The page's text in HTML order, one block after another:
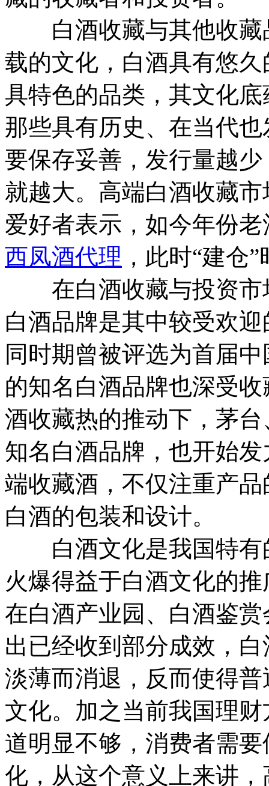
白酒收藏与其他收藏
载的文化，白酒具有悠
具特色的品类，其文化
那些具有历史、在当代
要保存妥善，发行量越
就越大。高端白酒收藏
爱好者表示，如今年份
西凤酒代理 ，此时“建仓
在白酒收藏与投资市
白酒品牌是其中较受欢
同时期曾被评选为首届
的知名白酒品牌也深受
酒收藏热的推动下，茅
知名白酒品牌，也开始
端收藏酒，不仅注重产
白酒的包装和设计。
白酒文化是我国特有
火爆得益于白酒文化的
在白酒产业园、白酒鉴
出已经收到部分成效，
淡薄而消退，反而使得
文化。加之当前我国理
道明显不够，消费者需
化，从这个意义上来讲